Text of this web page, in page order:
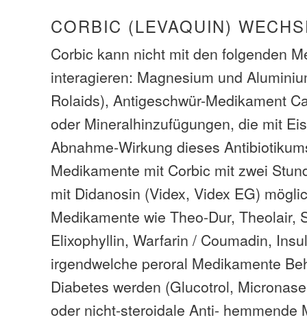
CORBIC (LEVAQUIN)
Corbic kann nicht mit den folgenden
interagieren: Magnesium und
Rolaids), Antigeschwür-Medikament
oder Mineralhinzufügungen, die mit
Abnahme-Wirkung dieses
Medikamente mit Corbic mit zwei
mit Didanosin (Videx, Videx EG)
Medikamente wie Theo-Dur, Theolair,
Elixophyllin, Warfarin / Coumadin,
irgendwelche peroral Medikamente
Diabetes werden (Glucotrol,
oder nicht-steroidale Anti- hemmende